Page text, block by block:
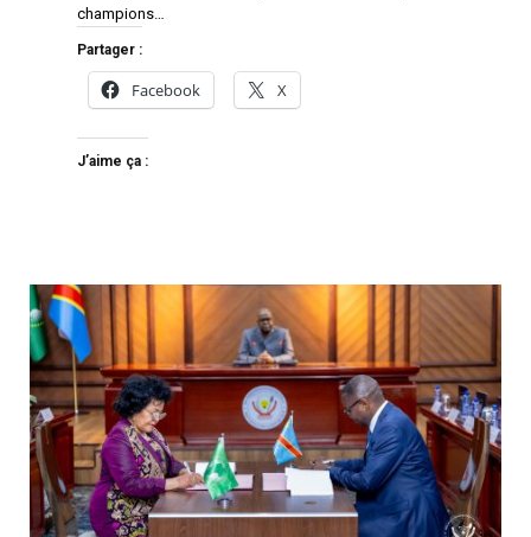
champions…
Partager :
Facebook X
J’aime ça :